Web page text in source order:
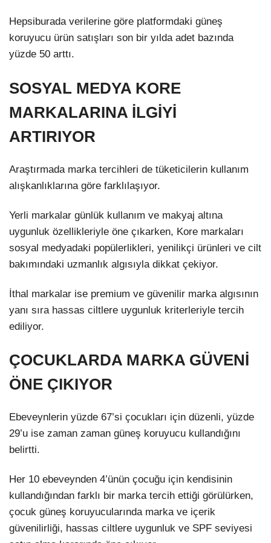
Hepsiburada verilerine göre platformdaki güneş
koruyucu ürün satışları son bir yılda adet bazında
yüzde 50 arttı.
SOSYAL MEDYA KORE
MARKALARINA İLGİYİ
ARTIRIYOR
Araştırmada marka tercihleri de tüketicilerin kullanım
alışkanlıklarına göre farklılaşıyor.
Yerli markalar günlük kullanım ve makyaj altına
uygunluk özellikleriyle öne çıkarken, Kore markaları
sosyal medyadaki popülerlikleri, yenilikçi ürünleri ve cilt
bakımındaki uzmanlık algısıyla dikkat çekiyor.
İthal markalar ise premium ve güvenilir marka algısının
yanı sıra hassas ciltlere uygunluk kriterleriyle tercih
ediliyor.
ÇOCUKLARDA MARKA GÜVENİ
ÖNE ÇIKIYOR
Ebeveynlerin yüzde 67’si çocukları için düzenli, yüzde
29’u ise zaman zaman güneş koruyucu kullandığını
belirtti.
Her 10 ebeveynden 4’ünün çocuğu için kendisinin
kullandığından farklı bir marka tercih ettiği görülürken,
çocuk güneş koruyucularında marka ve içerik
güvenilirliği, hassas ciltlere uygunluk ve SPF seviyesi